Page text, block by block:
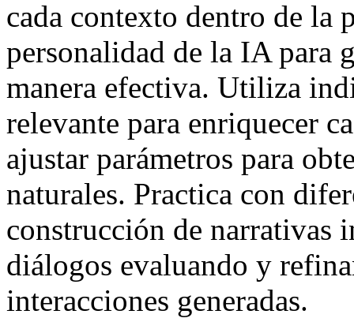
cada contexto dentro de la
personalidad de la IA para
manera efectiva. Utiliza
relevante para enriquecer
ajustar parámetros para
naturales. Practica con
construcción de narrativas
diálogos evaluando y
interacciones generadas.